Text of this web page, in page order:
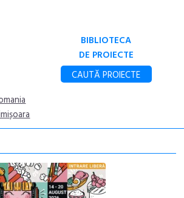
BIBLIOTECA
DE PROIECTE
CAUTĂ PROIECTE